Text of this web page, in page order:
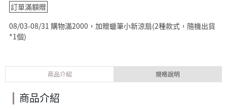
訂單滿額贈
08/03-08/31 購物滿2000，加贈蠟筆小新涼扇(2種款式，隨機出貨
*1個)
商品介紹 規格說明
商品介紹